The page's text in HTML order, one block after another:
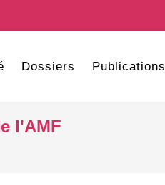
Dossiers Publications
l'AMF